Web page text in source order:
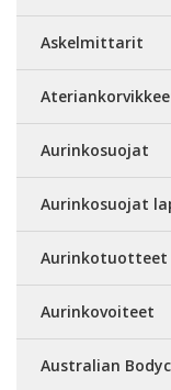
Askelmittarit
Aurinkosuojat
Aurinkosuojat
Aurinkotuotteet
Aurinkovoiteet
Australian